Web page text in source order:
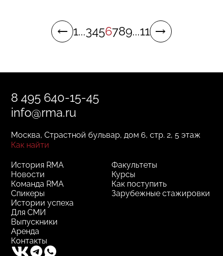
1...3456789...11
8 495 640-15-45
info@rma.ru
Москва, Страстной бульвар, дом 6, стр. 2, 5 этаж
Как найти
Факультеты
Курсы
Как поступить
Зарубежные стажировки
История RMA
Новости
Команда RMA
Спикеры
Истории успеха
Для СМИ
Выпускники
Аренда
Контакты